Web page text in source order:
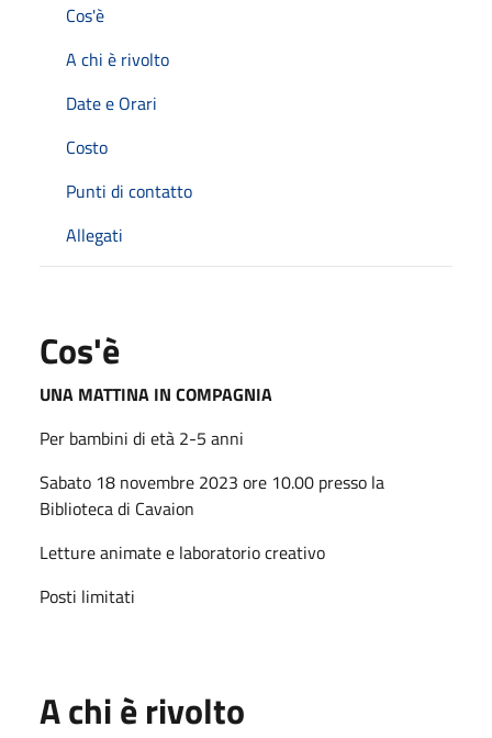
Cos'è
A chi è rivolto
Date e Orari
Costo
Punti di contatto
Allegati
Cos'è
UNA MATTINA IN COMPAGNIA
Per bambini di età 2-5 anni
Sabato 18 novembre 2023 ore 10.00 presso la
Biblioteca di Cavaion
Letture animate e laboratorio creativo
Posti limitati
A chi è rivolto